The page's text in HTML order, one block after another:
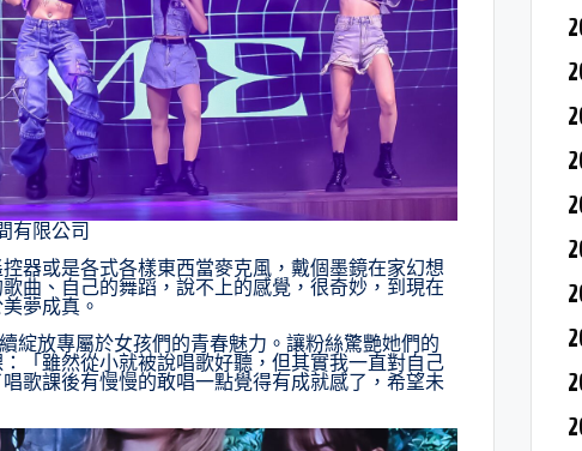
有限公司
器或是各式各樣東西當麥克風，戴個墨鏡在家幻想
曲、自己的舞蹈，說不上的感覺，很奇妙，到現在
夢成真。
綻放專屬於女孩們的青春魅力。讓粉絲驚艷她們的
「雖然從小就被說唱歌好聽，但其實我一直對自己
歌課後有慢慢的敢唱一點覺得有成就感了，希望未